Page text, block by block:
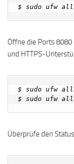
Öffne die Ports
und HTTPS-
$ sudo ufw
Überprüfe den